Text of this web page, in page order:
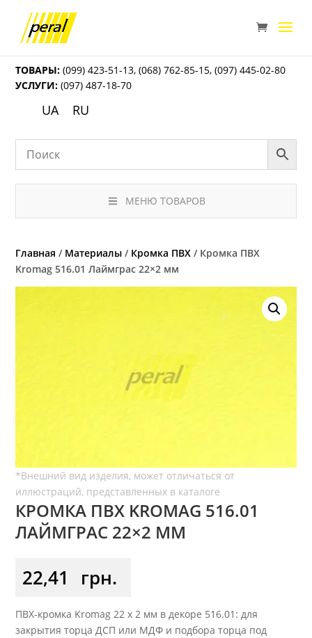
ТОВАРЫ: (099) 423-51-13,(068) 762-85-15,(097) 445-02-80
УСЛУГИ: (097) 487-18-70
UA RU
МЕНЮ ТОВАРОВ
Главная / Материалы / Кромка ПВХ / Кромка ПВХ
Kromag 516.01 Лаймграс 22×2 мм
КРОМКА ПВХ KROMAG 516.01
ЛАЙМГРАС 22×2 ММ
22,41 грн.
ПВХ-кромка Kromag 22 x 2 мм в декоре 516.01: для
закрытия торца ДСП или МДФ и подбора торца под